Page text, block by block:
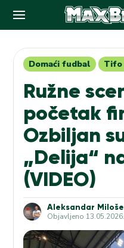
contentDomaći fudbal Tifo
Ružne
početak
Ozbiljan
„Delija“
(VIDEO)
Aleksandar
Objavljeno